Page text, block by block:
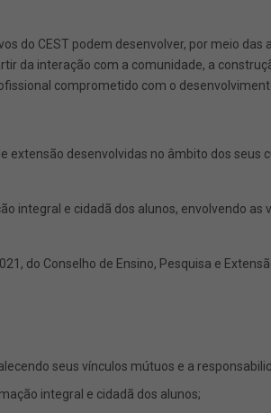
do CEST podem desenvolver, por meio das
da interação com a comunidade, a
comprometido com o
extensão desenvolvidas no âmbito dos
integral e cidadã dos alunos, envolvendo as
do Conselho de Ensino, Pesquisa e
seus vínculos mútuos e a
integral e cidadã dos alunos;